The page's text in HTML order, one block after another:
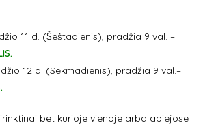
11 d. (Šeštadienis), pradžia 9 val. –
12 d. (Sekmadienis), pradžia 9 val.–
bet kurioje vienoje arba abiejose